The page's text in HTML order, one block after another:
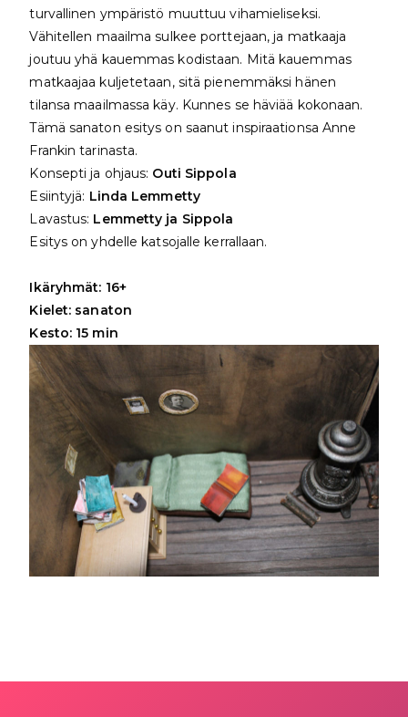
turvallinen ympäristö muuttuu vihamieliseksi.
Vähitellen maailma sulkee porttejaan, ja matkaaja
joutuu yhä kauemmas kodistaan. Mitä kauemmas
matkaajaa kuljetetaan, sitä pienemmäksi hänen
tilansa maailmassa käy. Kunnes se häviää kokonaan.
Tämä sanaton esitys on saanut inspiraationsa Anne
Frankin tarinasta.
Konsepti ja ohjaus: Outi Sippola
Esiintyjä: Linda Lemmetty
Lavastus: Lemmetty ja Sippola
Esitys on yhdelle katsojalle kerrallaan.
Ikäryhmät: 16+
Kielet: sanaton
Kesto: 15 min